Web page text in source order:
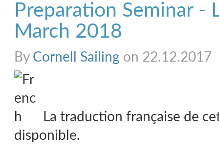
Preparation Seminar -
March 2018
By Cornell Sailing on 22.12.2017
La traduction française de
disponible.